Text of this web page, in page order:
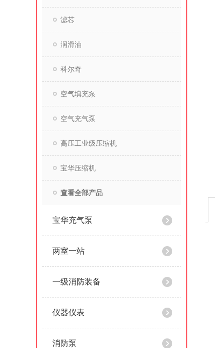
滤芯
润滑油
科尔奇
空气填充泵
空气充气泵
高压工业级压缩机
宝华压缩机
查看全部产品
宝华充气泵
两室一站
一级消防装备
仪器仪表
消防泵